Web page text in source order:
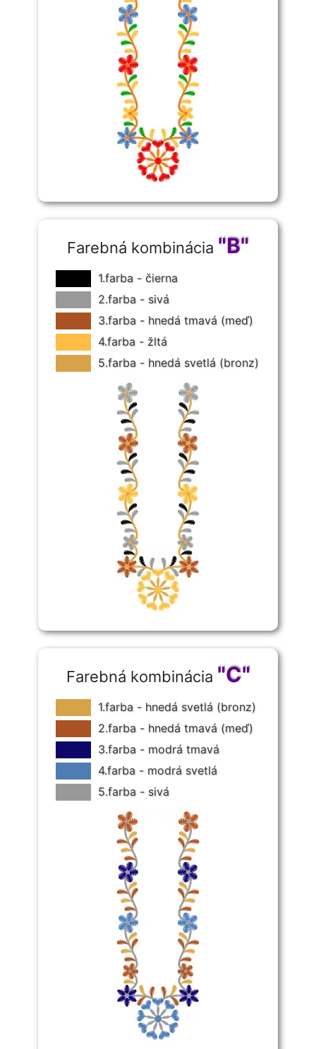
Krížik sa veľmi často kombinoval s vrkôčikovým
krížikom, ktorý sa odlišoval hustotou ukladania nití a
plastickosťou. Vyšíval sa zväčša tam, kde sa ním
zapĺňala väčšia plocha. Vyšívaný v jednej aj vo
viacerých súbežných linkách často dopĺňal a
ohraničoval ornamentálne pásy vytvorené inými
technikami (napr. hladkovaním, výrezom a
Krížik sa vyšíva sprava doľava cez rovnaký počet
osnovných i útkových nití. Prvý steh sa položí zľava
doprava uhlopriečne hore. Ihlou sa naberie
vodorovným smerom sprava naľavo základný počet
nití a vypichne sa. Druhý steh sa položí krížom cez
prvý steh, vodorovné sa vypichne sprava naľavo a
naberie dvojnásobný počet základných nití. Na rubovej
strane vzniká v jednom rade zadný steh a v dru- hom
stonkový steh.
Farebná kombinácia "B"
1.farba - čierna
2.farba - sivá
3.farba - hnedá tmavá (meď)
4.farba - žltá
5.farba - hnedá svetlá (bronz)
Farebná kombinácia "C"
1.farba - hnedá svetlá (bronz)
2.farba - hnedá tmavá (meď)
3.farba - modrá tmavá
4.farba - modrá svetlá
5.farba - sivá